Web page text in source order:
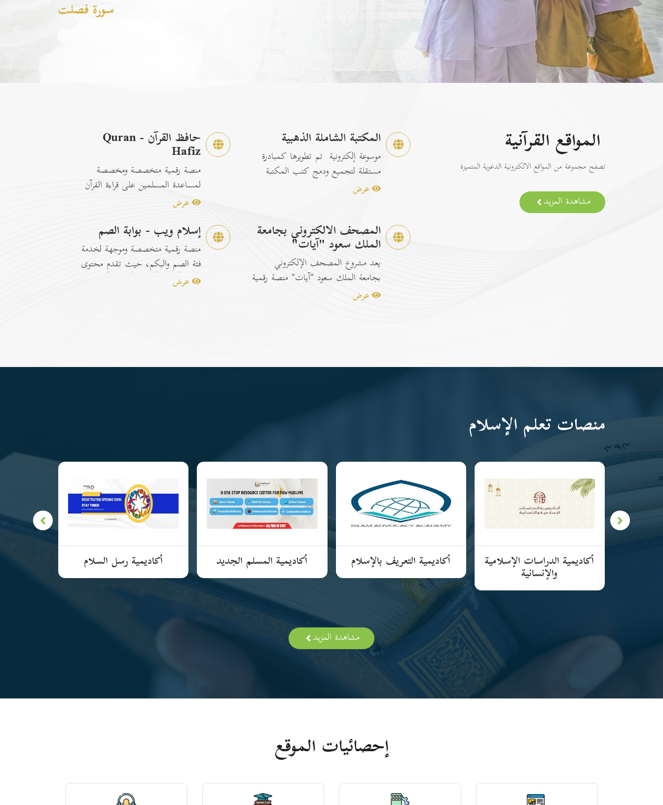
سورة فصلت
المواقع القرآنية
تصفح مجموعة من المواقع الالكترونية الدعوية المتميزة
مشاهدة المزيد
المكتبة الشاملة الذهبية
موسوعة إلكترونية تم تطويرها كمبادرة
مستقلة لتجميع ودمج كتب المكتبة
الشاملة الرسمية مع إصدارات...
عرض
حافظ القرآن - Quran
Hafiz
منصة رقمية متخصصة ومخصصة
لمساعدة المسلمين على قراءة القرآن
الكريم وتسهيل عمليات الحفظ
عرض
المصحف الالكتروني بجامعة
الملك سعود "آيات"
يعد مشروع المصحف الإلكتروني
بجامعة الملك سعود "آيات" منصة رقمية
متكاملة ومخصصة لتصفح وقراءة القرآن
عرض
إسلام ويب - بوابة الصم
منصة رقمية متخصصة وموجهة لخدمة
فئة الصم والبكم، حيث تقدم محتوى
إسلامياً وتوعوياً تفاعلياً مترجماً با...
عرض
منصات تعلم الإسلام
أكاديمية الدراسات الإسلامية
والإنسانية
أكاديمية التعريف بالإسلام أكاديمية المسلم الجديد أكاديمية رسل السلام
مشاهدة المزيد
إحصائيات الموقع